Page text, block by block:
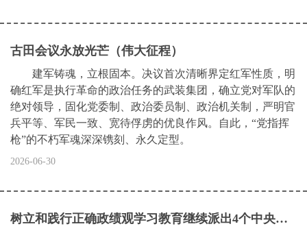
古田会议永放光芒（伟大征程）
建军铸魂，立根固本。决议首次清晰界定红军性质，明
确红军是执行革命的政治任务的武装集团，确立党对军队的
绝对领导，固化党委制、政治委员制、政治机关制，严明官
兵平等、军民一致、宽待俘虏的优良作风。自此，“党指挥
枪”的不朽军魂深深镌刻、永久定型。
2026-06-30
树立和践行正确政绩观学习教育继续派出4个中央指导组